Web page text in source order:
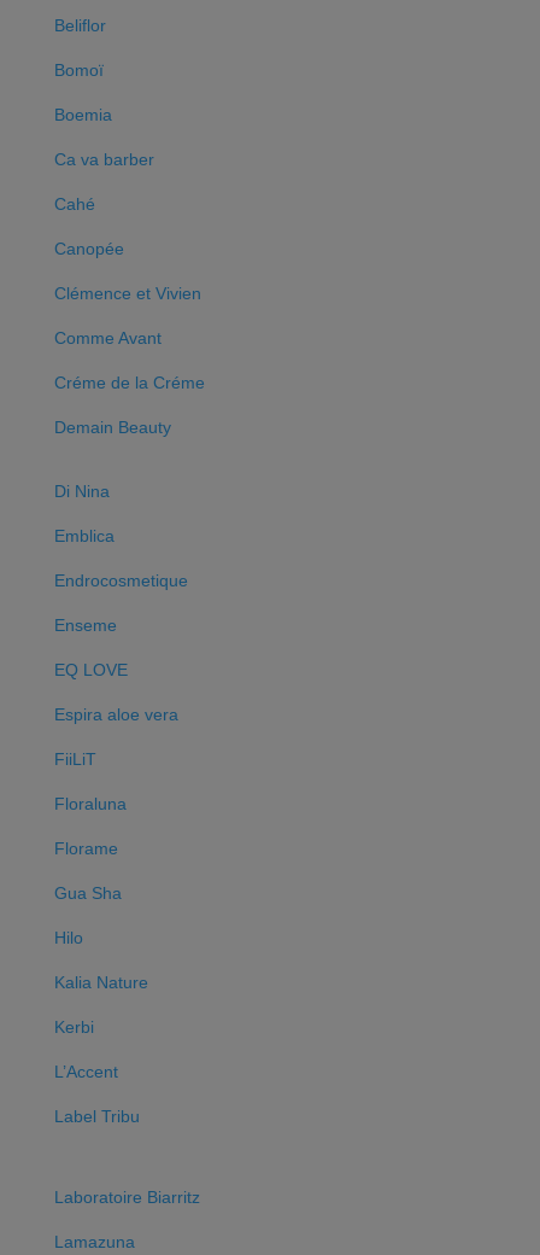
Beliflor
Bomoï
Boemia
Ca va barber
Cahé
Canopée
Clémence et Vivien
Comme Avant
Créme de la Créme
Demain Beauty
Di Nina
Emblica
Endrocosmetique
Enseme
EQ LOVE
Espira aloe vera
FiiLiT
Floraluna
Florame
Gua Sha
Hilo
Kalia Nature
Kerbi
L’Accent
Label Tribu
Laboratoire Biarritz
Lamazuna